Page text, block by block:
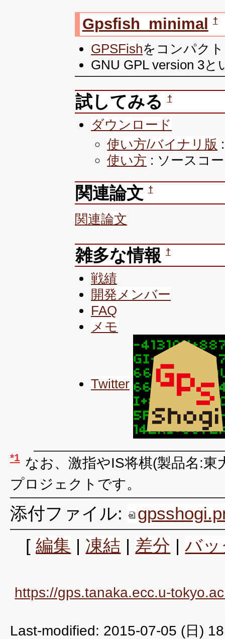
Gpsfish_minimal †
GPSFishをコンパク
GNU GPL version 3
試してみる†
ダウンロード
使い方/バイナリ版
使い方 : ソースコ
関連論文†
関連論文
雑多な情報†
戦績
開発メンバー
FAQ
メモ
Twitter
*1 なお、激指やIS将棋(製品名:
プロジェクトです。
添付ファイル:
[編集 | 凍結 | 差分 |バ
https://gps.tanaka.ecc.u-
Last-modified: 2015-07-05 (日)